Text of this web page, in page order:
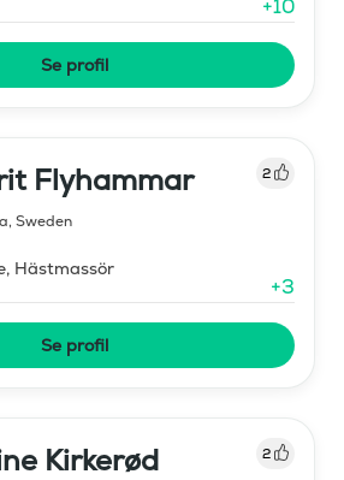
+10
Se profil
Flyhammar 2
, Sweden
Hästmassör
+3
Se profil
Kirkerød 2